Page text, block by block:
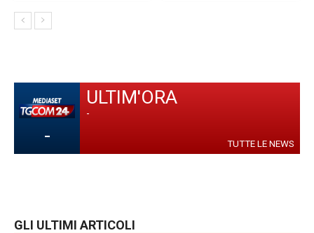
-
ULTIM'ORA
-
TUTTE LE NEWS
GLI ULTIMI ARTICOLI